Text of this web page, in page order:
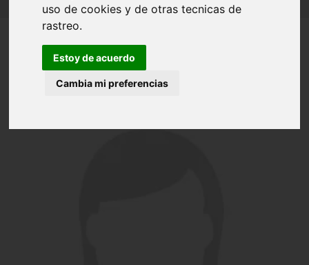
uso de cookies y de otras tecnicas de
rastreo.
Estoy de acuerdo
Cambia mi preferencias